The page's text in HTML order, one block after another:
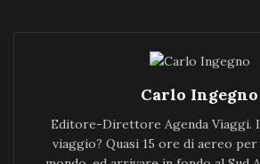
Carlo Ingegno
Editore-Direttore Agenda Viaggi.
viaggio? Quasi 15 ore di aereo